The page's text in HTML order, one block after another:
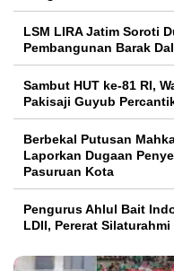
LSM LIRA Jatim Soroti
Pembangunan Barak
Sambut HUT ke-81 RI,
Pakisaji Guyub
Berbekal Putusan
Laporkan Dugaan
Pasuruan Kota
Pengurus Ahlul Bait
LDII, Pererat Silaturahmi